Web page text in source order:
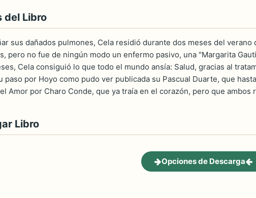
del Libro
sus dañados pulmones, Cela residió durante dos meses del
pero no fue de ningún modo un enfermo pasivo, una "Margarita
Cela consiguió lo que todo el mundo ansía: Salud, gracias al
paso por Hoyo como pudo ver publicada su Pascual Duarte, que
Amor por Charo Conde, que ya traía en el corazón, pero que
Libro
Opciones de Descarga